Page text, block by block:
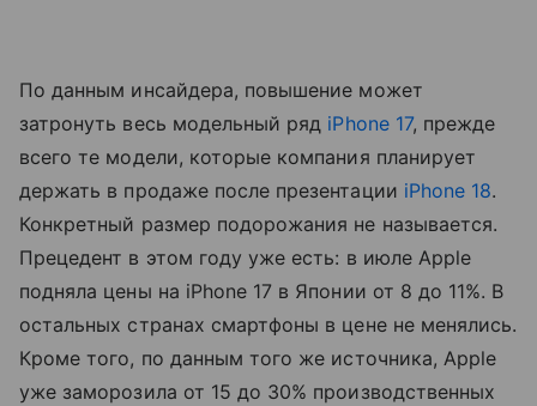
По данным инсайдера, повышение может
затронуть весь модельный ряд iPhone 17, прежде
всего те модели, которые компания планирует
держать в продаже после презентации iPhone 18.
Конкретный размер подорожания не называется.
Прецедент в этом году уже есть: в июле Apple
подняла цены на iPhone 17 в Японии от 8 до 11%. В
остальных странах смартфоны в цене не менялись.
Кроме того, по данным того же источника, Apple
уже заморозила от 15 до 30% производственных